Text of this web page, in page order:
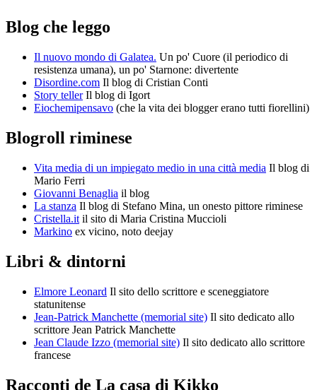
Blog che leggo
Il nuovo mondo di Galatea. Un po' Cuore (il periodico di
resistenza umana), un po' Starnone: divertente
Disordine.com Il blog di Cristian Conti
Story tellerIl blog di Igort
Eiochemipensavo (che la vita dei blogger erano tutti fiorellini)
Blogroll riminese
Vita media di un impiegato medio in una città media Il blog di
Mario Ferri
Giovanni Benaglia il blog
La stanza Il blog di Stefano Mina, un onesto pittore riminese
Cristella.it il sito di Maria Cristina Muccioli
Markino ex vicino, noto deejay
Libri & dintorni
Elmore Leonard Il sito dello scrittore e sceneggiatore
statunitense
Jean-Patrick Manchette (memorial site) Il sito dedicato allo
scrittore Jean Patrick Manchette
Jean Claude Izzo (memorial site) Il sito dedicato allo scrittore
francese
Racconti de La casa di Kikko